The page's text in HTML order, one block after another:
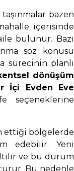
bazen
içerisinde
bulunur. Bazı
söz konusu
sürecinin planlı
dönüşüm
İçi Evden Eve
seçeneklerine
ettiği bölgelerde
edebilir. Yeni
ve bu durum
Bu nedenle